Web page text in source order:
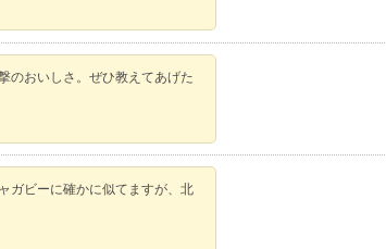
のおいしさ。ぜひ教えてあげた
ガビーに確かに似てますが、北